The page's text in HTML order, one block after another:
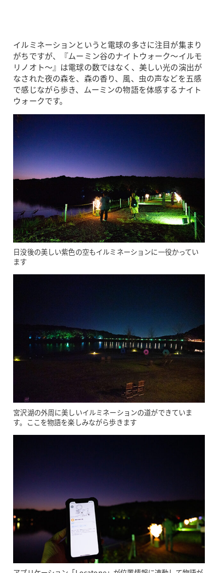
イルミネーションというと電球の多さに注目が集まり
がちですが、『ムーミン谷のナイトウォーク～イルモ
リノオト～』は電球の数ではなく、美しい光の演出が
なされた夜の森を、森の香り、風、虫の声などを五感
で感じながら歩き、ムーミンの物語を体感するナイト
ウォークです。
日没後の美しい紫色の空もイルミネーションに一役かってい
ます
宮沢湖の外周に美しいイルミネーションの道ができていま
す。ここを物語を楽しみながら歩きます